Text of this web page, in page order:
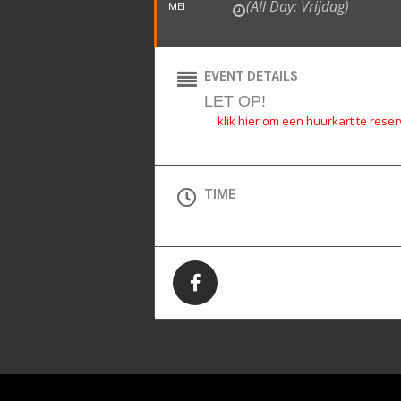
MEI (All Day: Vrijdag)
EVENT DETAILS
LET OP!
klik hier om een huurkart te
TIME